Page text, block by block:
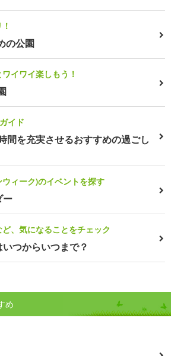
の公園
イワイ楽しもう！
イド
間を充実させるおすすめの過ごし
ィーク)のイベントを探す
ー
、気になることをチェック
つからいつまで？
め